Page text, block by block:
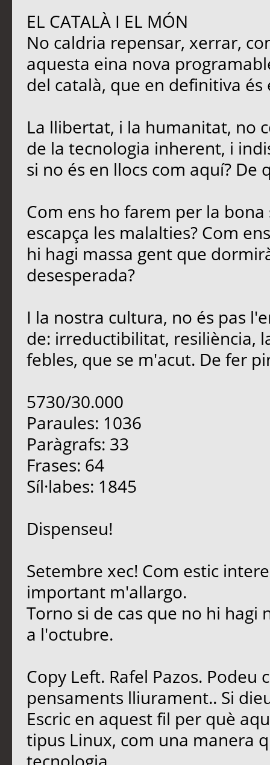
EL CATALÀ I EL MÓN
No caldria repensar, xerrar,
aquesta eina nova
del català, que en definitiva
La llibertat, i la humanitat, no
de la tecnologia inherent, i
si no és en llocs com aquí? De
Com ens ho farem per la
escapça les malalties? Com
hi hagi massa gent que
desesperada?
I la nostra cultura, no és pas
de: irreductibilitat, resiliència,
febles, que se m'acut. De fer
5730/30.000
Paraules: 1036
Paràgrafs: 33
Frases: 64
Síl·labes: 1845
Dispenseu!
Setembre xec! Com estic
important m'allargo.
Torno si de cas que no hi
a l'octubre.
Copy Left. Rafel Pazos.
pensaments lliurament.. Si
Escric en aquest fil per què
tipus Linux, com una manera